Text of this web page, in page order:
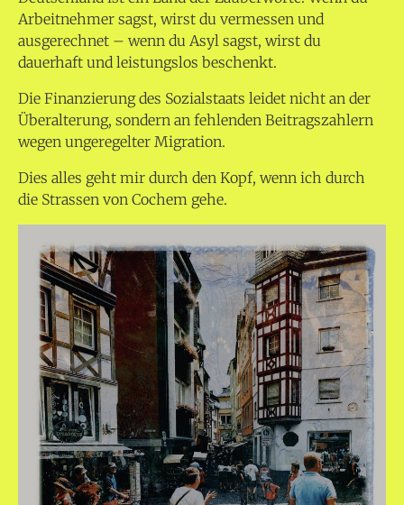
Arbeitnehmer sagst, wirst du vermessen und
ausgerechnet – wenn du Asyl sagst, wirst du
dauerhaft und leistungslos beschenkt.
Die Finanzierung des Sozialstaats leidet nicht an der
Überalterung, sondern an fehlenden Beitragszahlern
wegen ungeregelter Migration.
Dies alles geht mir durch den Kopf, wenn ich durch
die Strassen von Cochem gehe.